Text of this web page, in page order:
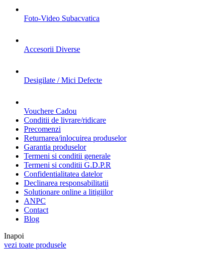
Foto-Video Subacvatica
Accesorii Diverse
Desigilate / Mici Defecte
Vouchere Cadou
Conditii de livrare/ridicare
Precomenzi
Returnarea/inlocuirea produselor
Garantia produselor
Termeni si conditii generale
Termeni si conditii G.D.P.R
Confidentialitatea datelor
Declinarea responsabilitatii
Solutionare online a litigiilor
ANPC
Contact
Blog
Inapoi
vezi toate produsele